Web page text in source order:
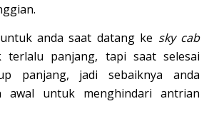
anda saat datang ke sky cab
terlalu panjang, tapi saat selesai
panjang, jadi sebaiknya anda
awal untuk menghindari antrian